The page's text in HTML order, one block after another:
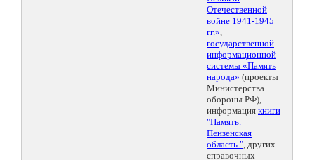
Отечественной
войне 1941-1945
гг.»,
государственной
информационной
системы «Память
народа» (проекты
Министерства
обороны РФ),
информация книги
"Память.
Пензенская
область.", других
справочных